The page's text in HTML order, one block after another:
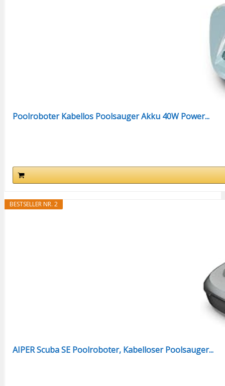
Poolroboter Kabellos Poolsauger Akku 40W Power...
BESTSELLER NR. 2
AIPER Scuba SE Poolroboter, Kabelloser Poolsauger...